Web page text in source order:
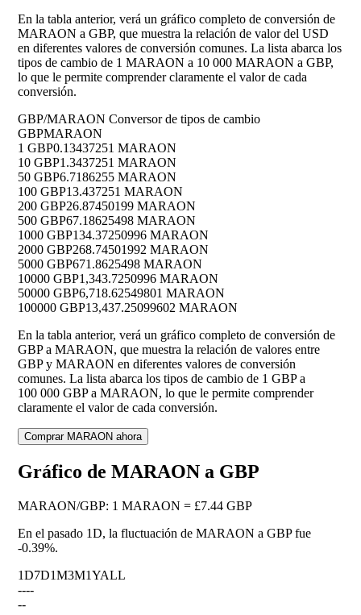
En la tabla anterior, verá un gráfico completo de conversión de
MARAON a GBP, que muestra la relación de valor del USD
en diferentes valores de conversión comunes. La lista abarca los
tipos de cambio de 1 MARAON a 10 000 MARAON a GBP,
lo que le permite comprender claramente el valor de cada
conversión.
GBP/MARAON Conversor de tipos de cambio
GBPMARAON
1 GBP0.13437251 MARAON
10 GBP1.3437251 MARAON
50 GBP6.7186255 MARAON
100 GBP13.437251 MARAON
200 GBP26.87450199 MARAON
500 GBP67.18625498 MARAON
1000 GBP134.37250996 MARAON
2000 GBP268.74501992 MARAON
5000 GBP671.8625498 MARAON
10000 GBP1,343.7250996 MARAON
50000 GBP6,718.62549801 MARAON
100000 GBP13,437.25099602 MARAON
En la tabla anterior, verá un gráfico completo de conversión de
GBP a MARAON, que muestra la relación de valores entre
GBP y MARAON en diferentes valores de conversión
comunes. La lista abarca los tipos de cambio de 1 GBP a
100 000 GBP a MARAON, lo que le permite comprender
claramente el valor de cada conversión.
Comprar MARAON ahora
Gráfico de MARAON a GBP
MARAON/GBP: 1 MARAON = £7.44 GBP
En el pasado 1D, la fluctuación de MARAON a GBP fue
-0.39%.
1D7D1M3M1YALL
----
--